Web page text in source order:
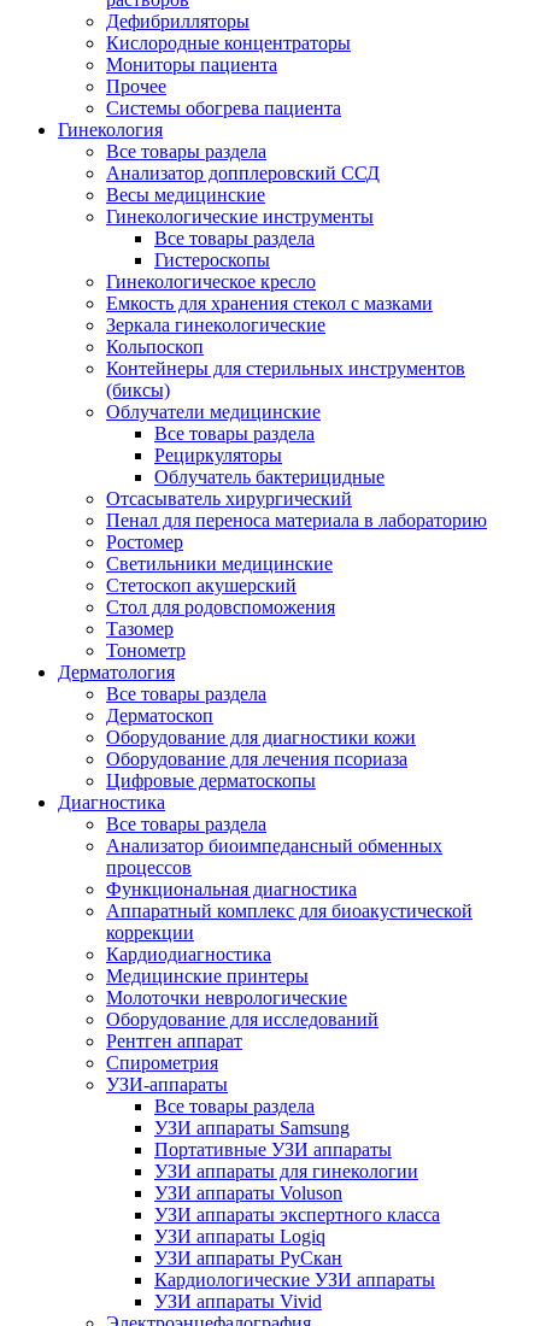
Дефибрилляторы
Кислородные концентраторы
Мониторы пациента
Прочее
Системы обогрева пациента
Гинекология
Все товары раздела
Анализатор допплеровский ССД
Весы медицинские
Гинекологические инструменты
Все товары раздела
Гистероскопы
Гинекологическое кресло
Емкость для хранения стекол с мазками
Зеркала гинекологические
Кольпоскоп
Контейнеры для стерильных инструментов
(биксы)
Облучатели медицинские
Все товары раздела
Рециркуляторы
Облучатель бактерицидные
Отсасыватель хирургический
Пенал для переноса материала в лабораторию
Ростомер
Светильники медицинские
Стетоскоп акушерский
Стол для родовспоможения
Тазомер
Тонометр
Дерматология
Все товары раздела
Дерматоскоп
Оборудование для диагностики кожи
Оборудование для лечения псориаза
Цифровые дерматоскопы
Диагностика
Все товары раздела
Анализатор биоимпедансный обменных
процессов
Функциональная диагностика
Аппаратный комплекс для биоакустической
коррекции
Кардиодиагностика
Медицинские принтеры
Молоточки неврологические
Оборудование для исследований
Рентген аппарат
Спирометрия
УЗИ-аппараты
Все товары раздела
УЗИ аппараты Samsung
Портативные УЗИ аппараты
УЗИ аппараты для гинекологии
УЗИ аппараты Voluson
УЗИ аппараты экспертного класса
УЗИ аппараты Logiq
УЗИ аппараты РуСкан
Кардиологические УЗИ аппараты
УЗИ аппараты Vivid